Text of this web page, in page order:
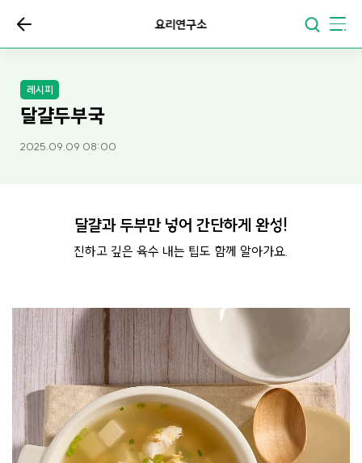
요리연구소
레시피
달걀두부국
2025.09.09 08:00
달걀과 두부만 넣어 간단하게 완성!
진하고 깊은 육수 내는 팁도 함께 알아가요.